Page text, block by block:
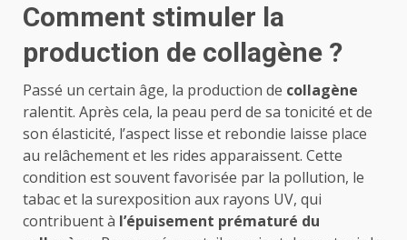
Comment stimuler la
production de collagène ?
Passé un certain âge, la production de collagène
ralentit. Après cela, la peau perd de sa tonicité et de
son élasticité, l’aspect lisse et rebondie laisse place
au relâchement et les rides apparaissent. Cette
condition est souvent favorisée par la pollution, le
tabac et la surexposition aux rayons UV, qui
contribuent à l’épuisement prématuré du